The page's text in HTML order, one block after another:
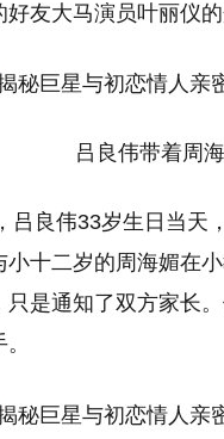
友大马演员叶丽仪
吕良伟带着周海
吕良伟33岁生日当天
小十二岁的周海媚在
是通知了双方家长